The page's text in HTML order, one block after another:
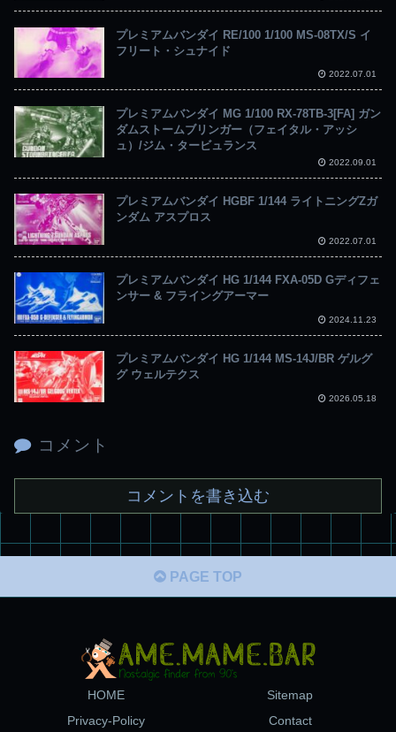
プレミアムバンダイ RE/100 1/100 MS-08TX/S イ
フリート・シュナイド
2022.07.01
プレミアムバンダイ MG 1/100 RX-78TB-3[FA] ガン
ダムストームブリンガー（フェイタル・アッシ
ュ）/ジム・タービュランス
2022.09.01
プレミアムバンダイ HGBF 1/144 ライトニングZガ
ンダム アスプロス
2022.07.01
プレミアムバンダイ HG 1/144 FXA-05D Gディフェ
ンサー & フライングアーマー
2024.11.23
プレミアムバンダイ HG 1/144 MS-14J/BR ゲルグ
グ ウェルテクス
2026.05.18
コメント
コメントを書き込む
PAGE TOP
HOME
Sitemap
Privacy-Policy
Contact